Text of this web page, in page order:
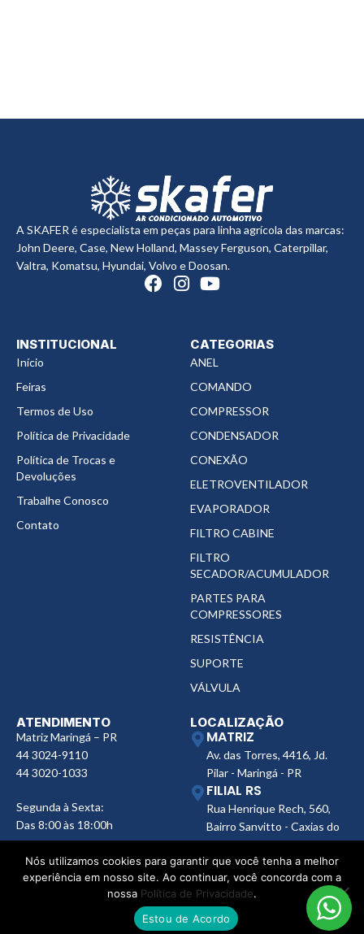
A SKAFER é especialista em peças para linha agrícola das marcas:
John Deere, Case, New Holland, Massey Ferguson, Caterpillar,
Valtra, Komatsu, Hyundai, Volvo e Doosan.
INSTITUCIONAL
Início
Feiras
Termos de Uso
Política de Privacidade
Política de Trocas e
Devoluções
Trabalhe Conosco
Contato
CATEGORIAS
ANEL
COMANDO
COMPRESSOR
CONDENSADOR
CONEXÃO
ELETROVENTILADOR
EVAPORADOR
FILTRO CABINE
FILTRO
SECADOR/ACUMULADOR
PARTES PARA
COMPRESSORES
RESISTÊNCIA
SUPORTE
VÁLVULA
ATENDIMENTO
Matriz Maringá – PR
44 3024-9110
44 3020-1033
Segunda à Sexta:
Das 8:00 às 18:00h
LOCALIZAÇÃO
MATRIZ
Av. das Torres, 4416, Jd.
Pilar - Maringá - PR
FILIAL RS
Rua Henrique Rech, 560,
Bairro Sanvitto - Caxias do
Sul - RS
FILIAL SP
Av. Ana Jacinta, 2450,
Núcleo Bartholomeu Bueno
de Miranda, Presidente
Nós utilizamos cookies para garantir que você tenha a melhor
experiência em nosso site. Ao continuar, você concorda com a
nossa Política de Privacidade.
Estou de Acordo